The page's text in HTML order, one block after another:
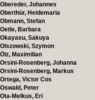
Obereder, Johannes
Oberthür, Heidemaria
Obmann, Stefan
Oetle, Barbara
Okayasu, Sakuya
Olszowski, Szymon
Ölz, Maximilian
Orsini-Rosenberg, Johanna
Orsini-Rosenberg, Markus
Ortega, Victor Cos
Oswald, Peter
Ota-Melkus, Eri